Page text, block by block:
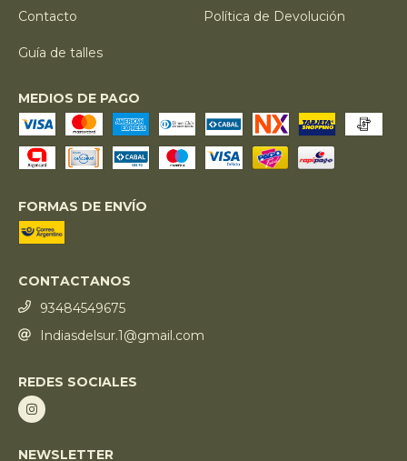
Contacto Política de Devolución
Guía de talles
MEDIOS DE PAGO
FORMAS DE ENVÍO
CONTACTANOS
93484549675
Indiasdelsur.1@gmail.com
REDES SOCIALES
NEWSLETTER